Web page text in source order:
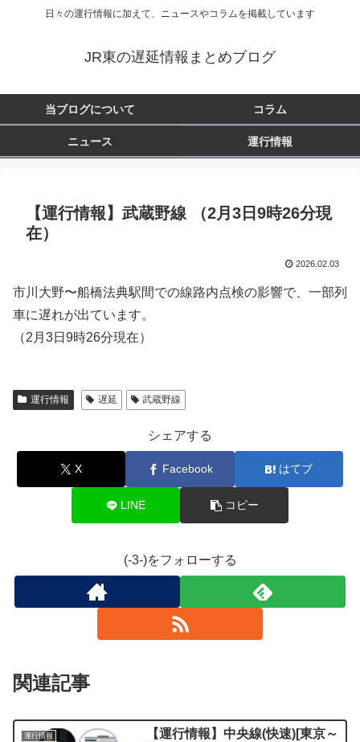
日々の運行情報に加えて、ニュースやコラムを掲載しています
JR東の遅延情報まとめブログ
当ブログについて コラム
ニュース 運行情報
【運行情報】武蔵野線 （2月3日9時26分現
在）
2026.02.03
市川大野〜船橋法典駅間での線路内点検の影響で、一部列
車に遅れが出ています。
（2月3日9時26分現在）
運行情報 遅延 武蔵野線
シェアする
X Facebook はてブ
LINE コピー
(-3-)をフォローする
関連記事
運行情報
【運行情報】中央線(快速)[東京～